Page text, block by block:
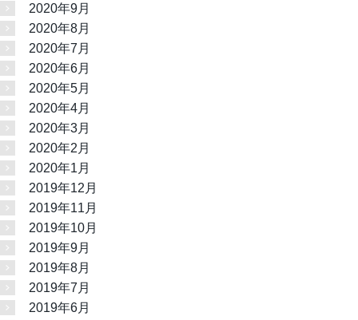
2020年9月
2020年8月
2020年7月
2020年6月
2020年5月
2020年4月
2020年3月
2020年2月
2020年1月
2019年12月
2019年11月
2019年10月
2019年9月
2019年8月
2019年7月
2019年6月